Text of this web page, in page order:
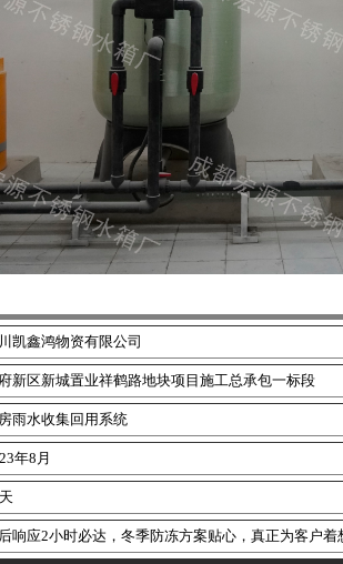
凯鑫鸿物资有限公司
新区新城置业祥鹤路地块项目施工总承包一标段
雨水收集回用系统
年8月
响应2小时必达，冬季防冻方案贴心，真正为客户着